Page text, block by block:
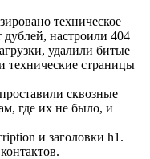
техническое
дублей, настроили 404
удалили битые
технические страницы
сквозные
где их не было, и
и заголовки h1.